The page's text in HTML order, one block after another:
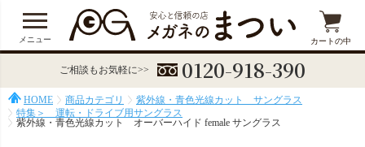
メニュー カートの中
ご相談もお気軽に>> 0120-918-390
HOME 商品カテゴリ
紫外線・青色光線カット サングラス
特集＞ 運転・ドライブ用サングラス
紫外線・青色光線カット オーバーハイド female サングラス